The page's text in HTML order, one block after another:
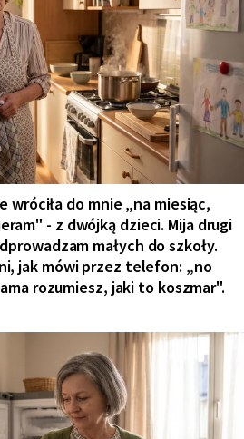
wróciła do mnie „na miesiąc,
- z dwójką dzieci. Mija drugi
małych do szkoły.
jak mówi przez telefon: „no
rozumiesz, jaki to koszmar".